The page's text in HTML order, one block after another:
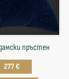
пръстен
277 €